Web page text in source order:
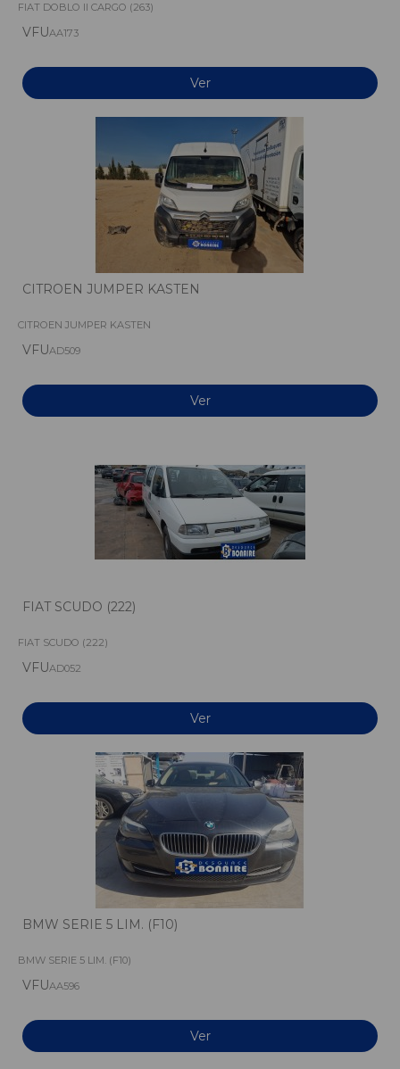
FIAT DOBLO II CARGO (263)
VFUAA173
Ver
CITROEN JUMPER KASTEN
CITROEN JUMPER KASTEN
VFUAD509
Ver
FIAT SCUDO (222)
FIAT SCUDO (222)
VFUAD052
Ver
BMW SERIE 5 LIM. (F10)
BMW SERIE 5 LIM. (F10)
VFUAA596
Ver